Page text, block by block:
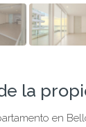
la
en